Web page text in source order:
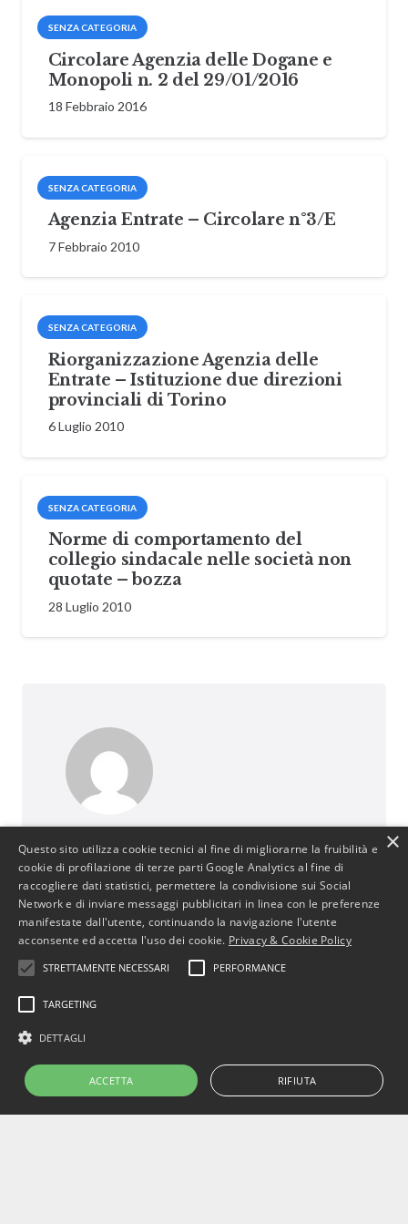
SENZA CATEGORIA
Circolare Agenzia delle Dogane e
Monopoli n. 2 del 29/01/2016
18 Febbraio 2016
SENZA CATEGORIA
Agenzia Entrate – Circolare n°3/E
7 Febbraio 2010
SENZA CATEGORIA
Riorganizzazione Agenzia delle
Entrate – Istituzione due direzioni
provinciali di Torino
6 Luglio 2010
SENZA CATEGORIA
Norme di comportamento del
collegio sindacale nelle società non
quotate – bozza
28 Luglio 2010
487 post
http://www.businessjus.com
Il mondo del Diritto cambia. È un mondo in
continua evoluzione poiché segue le
evoluzioni del suo principale artefice: l’uomo.
In particolare il mondo del diritto
cambiamenti, progressi e stimoli per
efficiente il sistema.
×
Questo sito utilizza cookie tecnici al fine di migliorarne la fruibilità e
cookie di profilazione di terze parti Google Analytics al fine di
raccogliere dati statistici, permettere la condivisione sui Social
Network e di inviare messaggi pubblicitari in linea con le preferenze
manifestate dall'utente, continuando la navigazione l'utente
acconsente ed accetta l'uso dei cookie. Privacy & Cookie Policy
STRETTAMENTE NECESSARI PERFORMANCE
TARGETING
DETTAGLI
ACCETTA RIFIUTA